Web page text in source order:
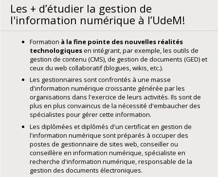
Les + d’étudier la gestion de
l'information numérique à l’UdeM!
Formation à la fine pointe des nouvelles réalités
technologiquesen intégrant, par exemple, les outils de
gestion de contenu (CMS), de gestion de documents (GED) et
ceux du web collaboratif (blogues, wikis, etc.).
Les gestionnaires sont confrontés à une masse
d'information numérique croissante générée par les
organisations dans l'exercice de leurs activités. Ils sont de
plus en plus convaincus de la nécessité d'embaucher des
spécialistes pour gérer cette information.
Les diplômées et diplômés d'un certificat en gestion de
l'information numérique sont préparés à occuper des
postes de gestionnaire de sites web, conseiller ou
conseillère en information numérique, spécialiste en
recherche d'information numérique, responsable de la
gestion des documents électroniques.